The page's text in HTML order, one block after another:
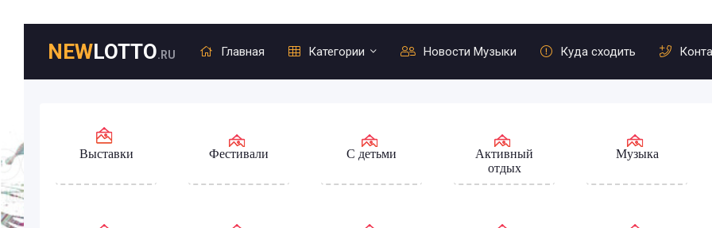
NEWLOTTO.RU Главная Категории Новости Музыки Куда сходить
Выставки Фестивали С детьми
Активный
отдых
Музыка